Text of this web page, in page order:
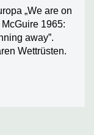
„We are on
1965:
away”.
Wettrüsten.